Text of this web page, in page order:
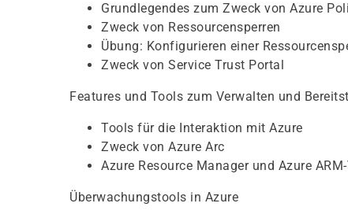
Grundlegendes zum Zweck von Azure
Zweck von Ressourcensperren
Übung: Konfigurieren einer
Zweck von Service Trust Portal
Features und Tools zum Verwalten und
Tools für die Interaktion mit Azure
Zweck von Azure Arc
Azure Resource Manager und Azure
Überwachungstools in Azure